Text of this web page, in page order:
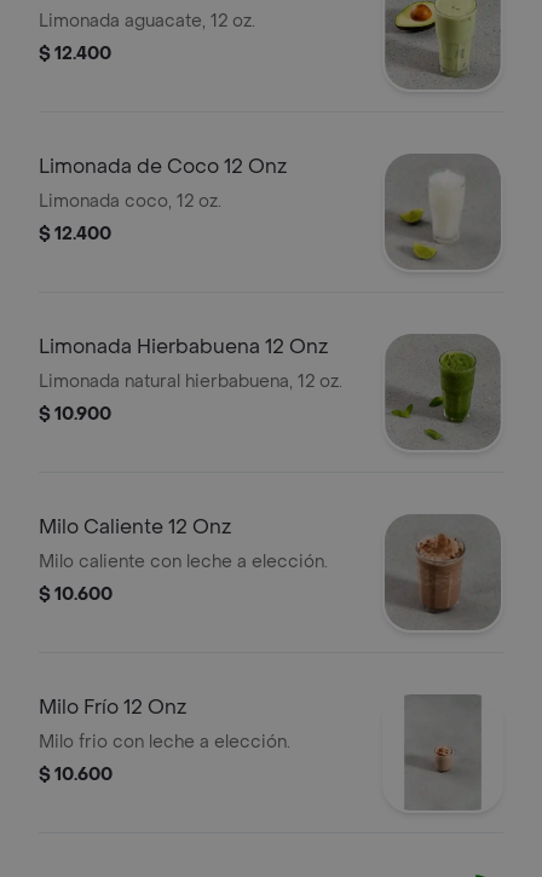
Limonada aguacate, 12 oz.
$ 12.400
Limonada de Coco 12 Onz
Limonada coco, 12 oz.
$ 12.400
Limonada Hierbabuena 12 Onz
Limonada natural hierbabuena, 12 oz.
$ 10.900
Milo Caliente 12 Onz
Milo caliente con leche a elección.
$ 10.600
Milo Frío 12 Onz
Milo frio con leche a elección.
$ 10.600